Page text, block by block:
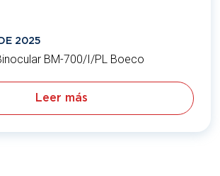
2025
BM-700/I/PL Boeco
Leer más